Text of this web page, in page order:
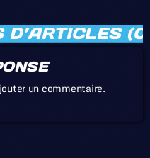
D’ARTICLES
un commentaire.